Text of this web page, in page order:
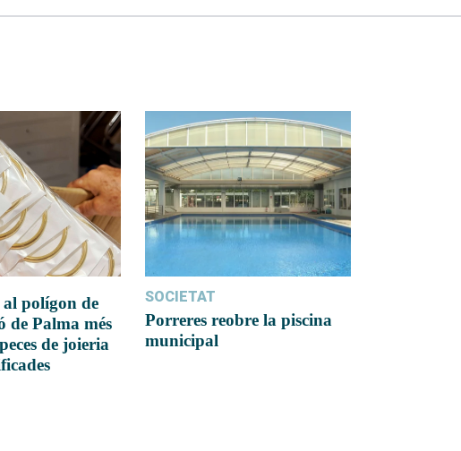
polígon de
de Palma més
de joieria
SOCIETAT
Porreres reobre la piscina
municipal